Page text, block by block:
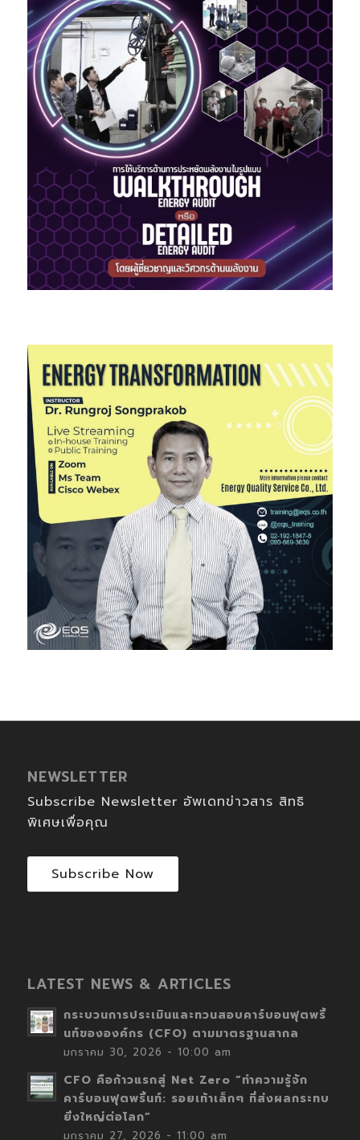
NEWSLETTER
Subscribe Newsletter อัพเดทข่าวสาร สิทธิ
พิเศษเพื่อคุณ
Subscribe Now
LATEST NEWS & ARTICLES
กระบวนการประเมินและทวนสอบคาร์บอนฟุตพริ้
นท์ขององค์กร (CFO) ตามมาตรฐานสากล
มกราคม 30, 2026 - 10:00 am
CFO คือก้าวแรกสู่ Net Zero “ทำความรู้จัก
คาร์บอนฟุตพริ้นท์: รอยเท้าเล็กๆ ที่ส่งผลกระทบ
ยิ่งใหญ่ต่อโลก”
มกราคม 27, 2026 - 11:00 am